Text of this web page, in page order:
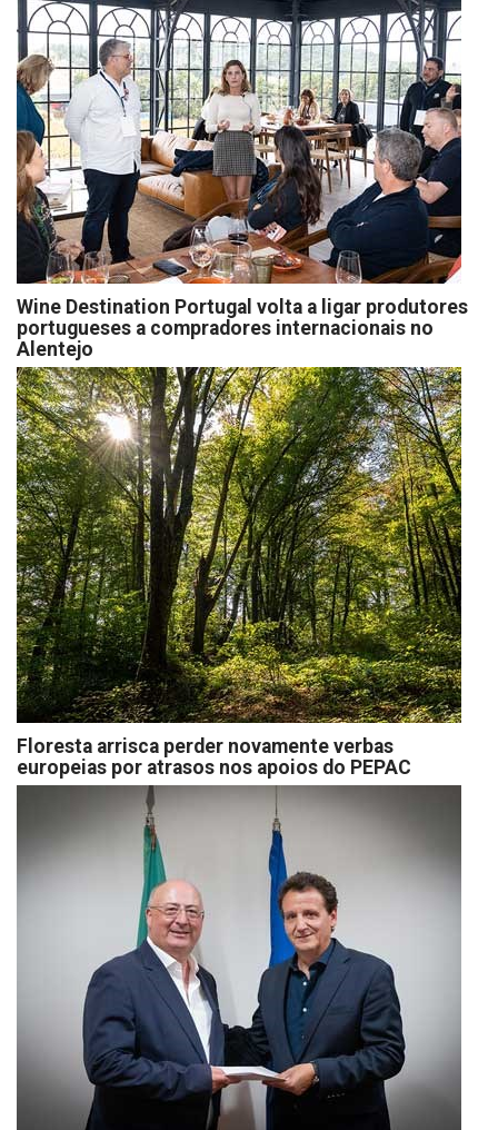
Wine Destination Portugal volta a ligar produtores
portugueses a compradores internacionais no
Alentejo
Floresta arrisca perder novamente verbas
europeias por atrasos nos apoios do PEPAC